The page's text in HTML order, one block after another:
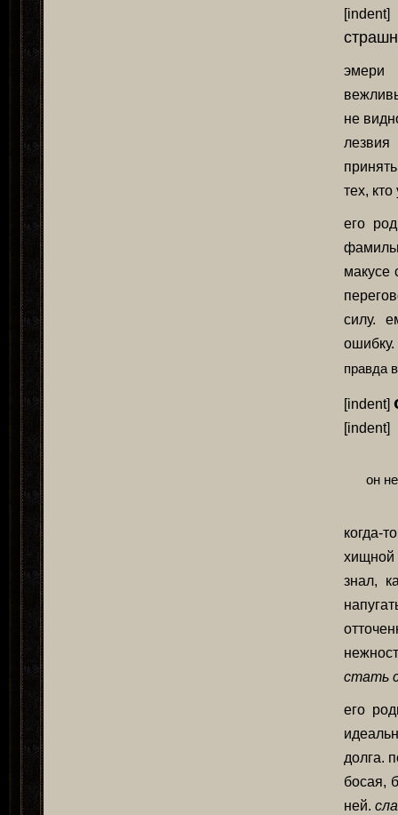
эмери
не
тех,
его
макусе
силу.
правда
[indent]
[indent]
он
когда-
знал,
стать
его
долга.
босая,
ней.